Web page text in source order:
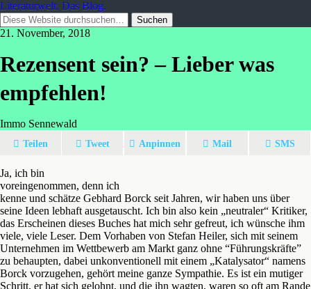
Literaturwelt. Das Blog.
21. November, 2018
Rezensent sein? – Lieber was
empfehlen!
Immo Sennewald
Teilen Tweet Anpinnen Mail SMS
Ja, ich bin
voreingenommen, denn ich
kenne und schätze Gebhard Borck seit Jahren, wir haben uns über
seine Ideen lebhaft ausgetauscht. Ich bin also kein „neutraler“ Kritiker,
das Erscheinen dieses Buches hat mich sehr gefreut, ich wünsche ihm
viele, viele Leser. Dem Vorhaben von Stefan Heiler, sich mit seinem
Unternehmen im Wettbewerb am Markt ganz ohne “Führungskräfte”
zu behaupten, dabei unkonventionell mit einem „Katalysator“ namens
Borck vorzugehen, gehört meine ganze Sympathie. Es ist ein mutiger
Schritt, er hat sich gelohnt, und die ihn wagten, waren so oft am Rande